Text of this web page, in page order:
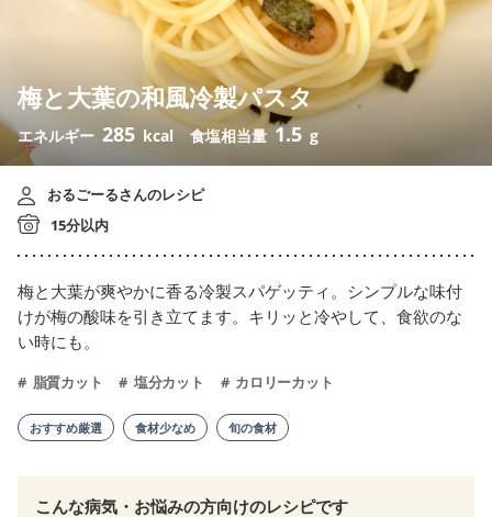
梅と大葉の和風冷製パスタ
エネルギー 285 kcal 食塩相当量 1.5 g
おるごーるさんのレシピ
15分以内
梅と大葉が爽やかに香る冷製スパゲッティ。シンプルな味付
けが梅の酸味を引き立てます。キリッと冷やして、食欲のな
い時にも。
脂質カット 塩分カット カロリーカット
おすすめ厳選 食材少なめ 旬の食材
こんな病気・お悩みの方向けのレシピです